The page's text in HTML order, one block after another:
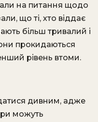
на питання щодо
що ті, хто віддає
більш тривалий і
прокидаються
рівень втоми.
дивним, адже
можуть